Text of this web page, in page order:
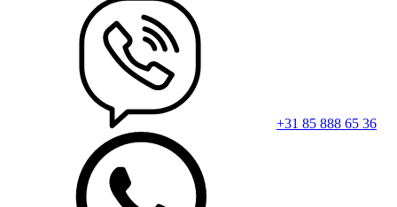
+31 85 888 65 36